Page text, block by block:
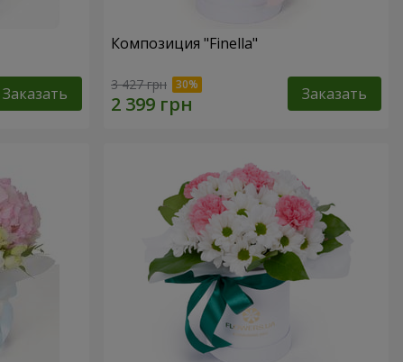
Заказать
Композиция "Finella"
3 427 грн Заказать